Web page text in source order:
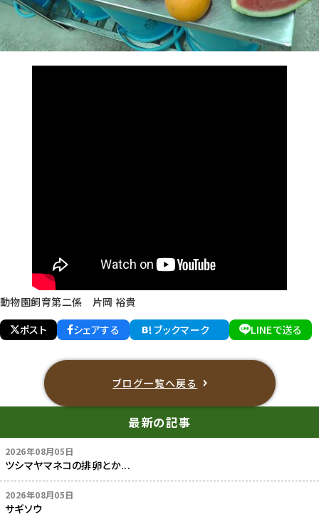
動物園飼育第二係 片岡 裕貴
ポスト
シェアする ブックマーク LINEで送る
ブログ一覧へ戻る
最新の記事
2026年08月05日
ツシマヤマネコの排卵とか...
2026年08月05日
サギソウ